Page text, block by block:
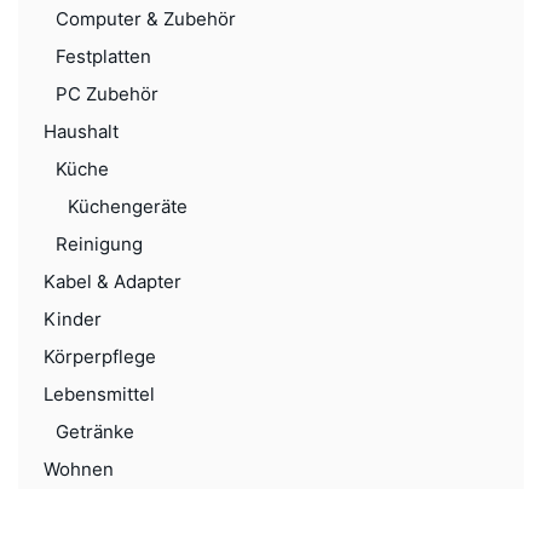
Computer & Zubehör
Festplatten
PC Zubehör
Haushalt
Küche
Küchengeräte
Reinigung
Kabel & Adapter
Kinder
Körperpflege
Lebensmittel
Getränke
Wohnen